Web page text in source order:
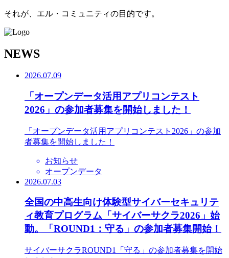
それが、エル・コミュニティの目的です。
NEWS
2026.07.09
「オープンデータ活用アプリコンテスト
2026」の参加者募集を開始しました！
「オープンデータ活用アプリコンテスト2026」の参加
者募集を開始しました！
お知らせ
オープンデータ
2026.07.03
全国の中高生向け体験型サイバーセキュリテ
ィ教育プログラム「サイバーサクラ2026」始
動。「ROUND1：守る」の参加者募集開始！
サイバーサクラROUND1「守る」の参加者募集を開始